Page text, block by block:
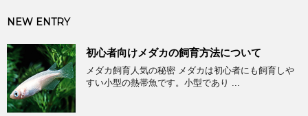
NEW ENTRY
初心者向けメダカの飼育方法について
メダカ飼育人気の秘密 メダカは初心者にも飼育しや
すい小型の熱帯魚です。小型であり ...